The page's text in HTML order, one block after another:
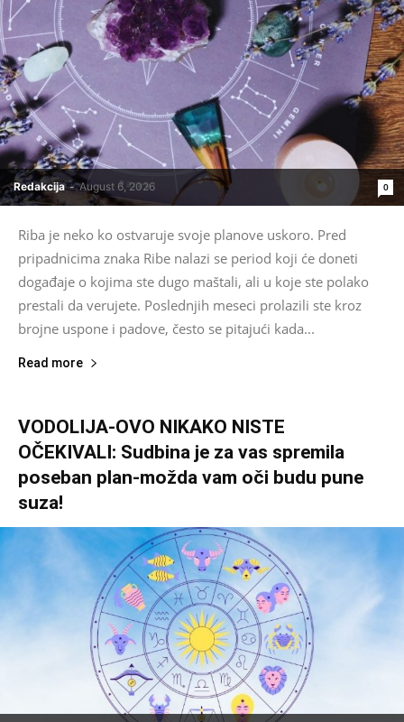
Redakcija - August 6, 2026 0
Riba je neko ko ostvaruje svoje planove uskoro. Pred
pripadnicima znaka Ribe nalazi se period koji će doneti
događaje o kojima ste dugo maštali, ali u koje ste polako
prestali da verujete. Poslednjih meseci prolazili ste kroz
brojne uspone i padove, često se pitajući kada...
Read more
VODOLIJA-OVO NIKAKO NISTE
OČEKIVALI: Sudbina je za vas spremila
poseban plan-možda vam oči budu pune
suza!